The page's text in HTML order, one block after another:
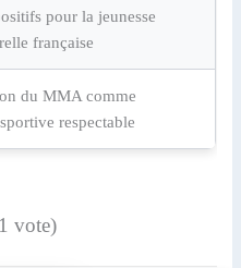
pour la jeunesse
française
du MMA comme
respectable
vote)